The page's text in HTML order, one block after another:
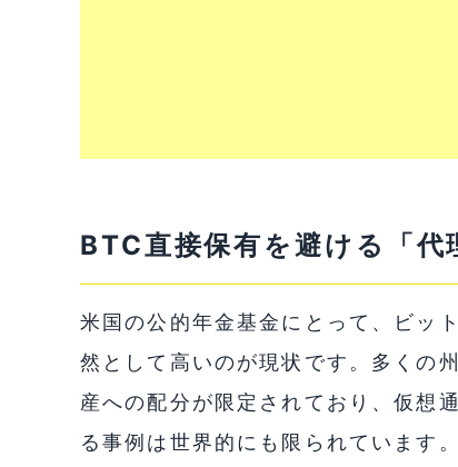
BTC直接保有を避ける「代
米国の公的年金基金にとって、ビッ
然として高いのが現状です。多くの
産への配分が限定されており、仮想
る事例は世界的にも限られています。